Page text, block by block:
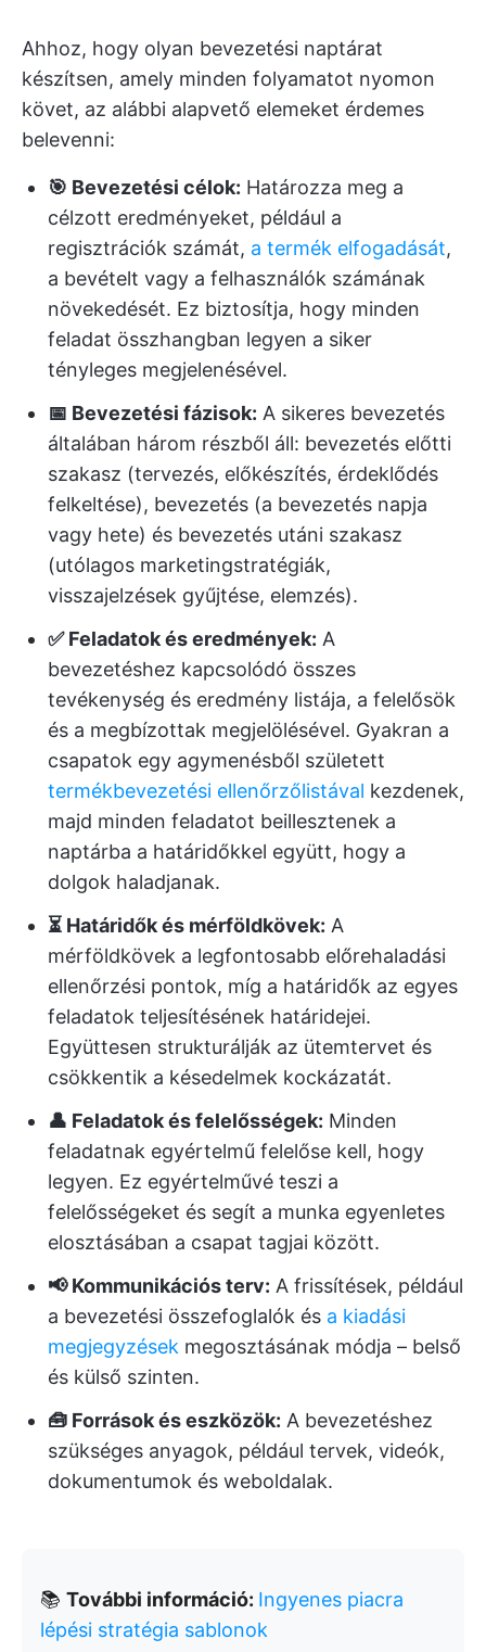
Ahhoz, hogy olyan bevezetési naptárat
készítsen, amely minden folyamatot nyomon
követ, az alábbi alapvető elemeket érdemes
belevenni:
🎯 Bevezetési célok: Határozza meg a
célzott eredményeket, például a
regisztrációk számát, a termék elfogadását,
a bevételt vagy a felhasználók számának
növekedését. Ez biztosítja, hogy minden
feladat összhangban legyen a siker
tényleges megjelenésével.
📅 Bevezetési fázisok: A sikeres bevezetés
általában három részből áll: bevezetés előtti
szakasz (tervezés, előkészítés, érdeklődés
felkeltése), bevezetés (a bevezetés napja
vagy hete) és bevezetés utáni szakasz
(utólagos marketingstratégiák,
visszajelzések gyűjtése, elemzés).
✅ Feladatok és eredmények: A
bevezetéshez kapcsolódó összes
tevékenység és eredmény listája, a felelősök
és a megbízottak megjelölésével. Gyakran a
csapatok egy agymenésből született
termékbevezetési ellenőrzőlistával kezdenek,
majd minden feladatot beillesztenek a
naptárba a határidőkkel együtt, hogy a
dolgok haladjanak.
⏳ Határidők és mérföldkövek: A
mérföldkövek a legfontosabb előrehaladási
ellenőrzési pontok, míg a határidők az egyes
feladatok teljesítésének határidejei.
Együttesen strukturálják az ütemtervet és
csökkentik a késedelmek kockázatát.
👤 Feladatok és felelősségek: Minden
feladatnak egyértelmű felelőse kell, hogy
legyen. Ez egyértelművé teszi a
felelősségeket és segít a munka egyenletes
elosztásában a csapat tagjai között.
📢 Kommunikációs terv: A frissítések, például
a bevezetési összefoglalók és a kiadási
megjegyzések megosztásának módja – belső
és külső szinten.
🧰 Források és eszközök: A bevezetéshez
szükséges anyagok, például tervek, videók,
dokumentumok és weboldalak.
📚 További információ: Ingyenes piacra
lépési stratégia sablonok